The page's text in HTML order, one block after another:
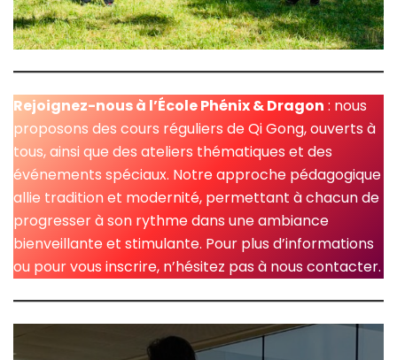
Rejoignez-nous à l’École Phénix & Dragon : nous
proposons des cours réguliers de Qi Gong, ouverts à
tous, ainsi que des ateliers thématiques et des
événements spéciaux. Notre approche pédagogique
allie tradition et modernité, permettant à chacun de
progresser à son rythme dans une ambiance
bienveillante et stimulante. Pour plus d’informations
ou pour vous inscrire, n’hésitez pas à nous contacter.